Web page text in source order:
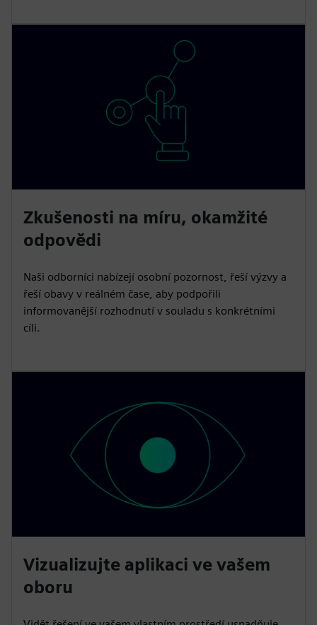
Zkušenosti na míru, okamžité
odpovědi
Naši odborníci nabízejí osobní pozornost, řeší výzvy a
řeší obavy v reálném čase, aby podpořili
informovanější rozhodnutí v souladu s konkrétními
cíli.
Vizualizujte aplikaci ve vašem
oboru